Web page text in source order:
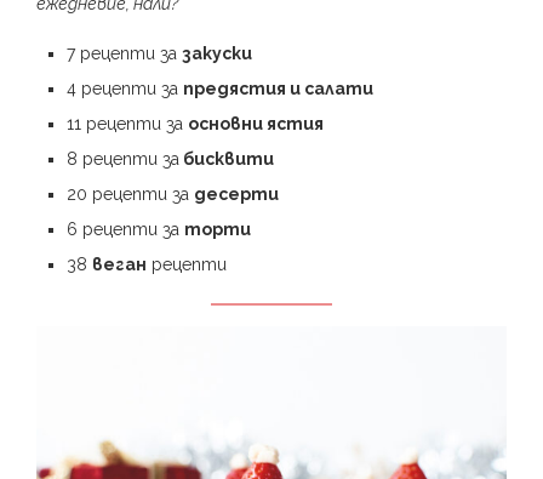
7 рецепти за закуски
4 рецепти за предястия и салати
11 рецепти за основни ястия
8 рецепти за бисквити
20 рецепти за десерти
6 рецепти за торти
38 веган рецепти